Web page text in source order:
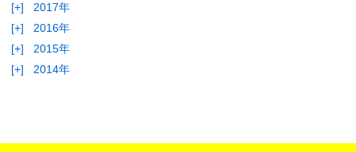
[+]
2017年
[+]
2016年
[+]
2015年
[+]
2014年